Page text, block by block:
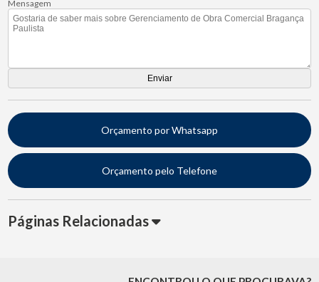
Mensagem
Orçamento por Whatsapp
Orçamento pelo Telefone
Páginas Relacionadas